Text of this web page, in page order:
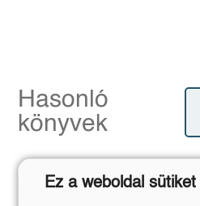
Hasonló
könyvek
Ez a weboldal